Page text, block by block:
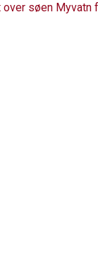
over søen Myvatn